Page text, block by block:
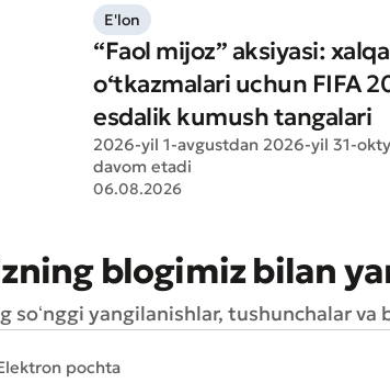
E'lon
“Faol mijoz” aksiyasi:
o‘tkazmalari uchun FIFA
esdalik kumush tangalari
2026-yil 1-avgustdan 2026-yil 31-
davom etadi
06.08.2026
blogimiz bilan
soʻnggi yangilanishlar, tushunchalar